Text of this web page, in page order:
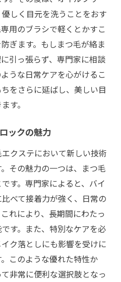
しく目元を洗うことをおす
用のブラシで軽くとかすこ
ぎます。もしまつ毛が絡ま
引っ張らず、専門家に相談
うな日常ケアを心がけるこ
をさらに延ばし、美しい目
す。
ックの魅力
クステにおいて新しい技術
その魅力の一つは、まつ毛
す。専門家によると、バイ
べて接着力が強く、日常の
れにより、長期間にわたっ
す。また、特別なケアを必
ク落としにも影響を受けに
このような優れた特性か
非常に便利な選択肢となっ